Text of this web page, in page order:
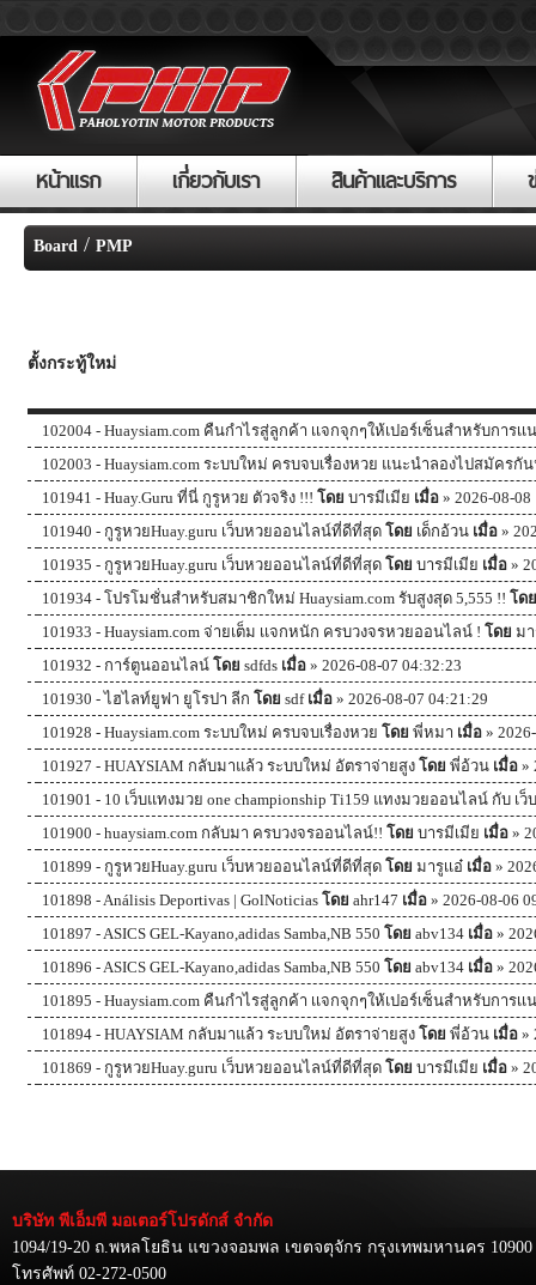
หน้าแรก เกี่ยวกับเรา สินค้าและบริการ
Board / PMP
ตั้งกระทู้ใหม่
102004 - Huaysiam.com คืนกำไรสู่ลูกค้า เเจกจุกๆให้เปอร์เซ็นสำหรับการเเ
102003 - Huaysiam.com ระบบใหม่ ครบจบเรื่องหวย แนะนำลองไปสมัครกั
101941 - Huay.Guru ที่นี่ กูรูหวย ตัวจริง !!! โดย บารมีเมีย เมื่อ » 2026-08-08
101940 - กูรูหวยHuay.guru เว็บหวยออนไลน์ที่ดีที่สุด โดย เด็กอ้วน เมื่อ »
101935 - กูรูหวยHuay.guru เว็บหวยออนไลน์ที่ดีที่สุด โดย บารมีเมีย เมื่อ »
101934 - โปรโมชั่นสำหรับสมาชิกใหม่ Huaysiam.com รับสูงสุด 5,555 !! โดย
101933 - Huaysiam.com จ่ายเต็ม เเจกหนัก ครบวงจรหวยออนไลน์ ! โดย มา
101932 - การ์ตูนออนไลน์ โดย sdfds เมื่อ » 2026-08-07 04:32:23
101930 -ไฮไลท์ยูฟา ยูโรปา ลีก โดย sdf เมื่อ » 2026-08-07 04:21:29
101928 - Huaysiam.com ระบบใหม่ ครบจบเรื่องหวย โดย พี่หมา เมื่อ »
101927 - HUAYSIAM กลับมาแล้ว ระบบใหม่ อัตราจ่ายสูง โดย พี่อ้วน เมื่อ »
101901 - 10 เว็บแทงมวย one championship Ti159 แทงมวยออนไลน์ กับ เ
101900 - huaysiam.com กลับมา ครบวงจรออนไลน์!! โดย บารมีเมีย เมื่อ »
101899 - กูรูหวยHuay.guru เว็บหวยออนไลน์ที่ดีที่สุด โดย มารูเเอ๋ เมื่อ »
101898 -Análisis Deportivas | GolNoticias โดย ahr147 เมื่อ » 2026-08-06
101897 -ASICS GEL-Kayano,adidas Samba,NB 550 โดย abv134 เมื่อ »
101896 -ASICS GEL-Kayano,adidas Samba,NB 550 โดย abv134 เมื่อ »
101895 - Huaysiam.com คืนกำไรสู่ลูกค้า เเจกจุกๆให้เปอร์เซ็นสำหรับการเเ
101894 - HUAYSIAM กลับมาแล้ว ระบบใหม่ อัตราจ่ายสูง โดย พี่อ้วน เมื่อ »
101869 - กูรูหวยHuay.guru เว็บหวยออนไลน์ที่ดีที่สุด โดย บารมีเมีย เมื่อ »
บริษัท พีเอ็มพี มอเตอร์โปรดักส์ จำกัด
1094/19-20 ถ.พหลโยธิน แขวงจอมพล เขตจตุจักร กรุงเทพมหานคร 10900
โทรศัพท์ 02-272-0500